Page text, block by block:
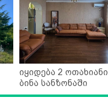
იყიდება 2 ოთახიანი
ბინა სანზონაში